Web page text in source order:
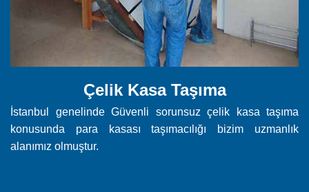
Çelik Kasa Taşıma
İstanbul genelinde Güvenli sorunsuz çelik kasa taşıma
konusunda para kasası taşımacılığı bizim uzmanlık
alanımız olmuştur.